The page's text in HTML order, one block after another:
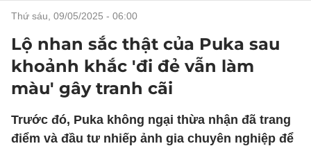
thứ sáu, 09/05/2025 - 06:00
Lộ nhan sắc thật của Puka sau
khoảnh khắc 'đi đẻ vẫn làm
màu' gây tranh cãi
Trước đó, Puka không ngại thừa nhận đã trang
điểm và đầu tư nhiếp ảnh gia chuyên nghiệp để